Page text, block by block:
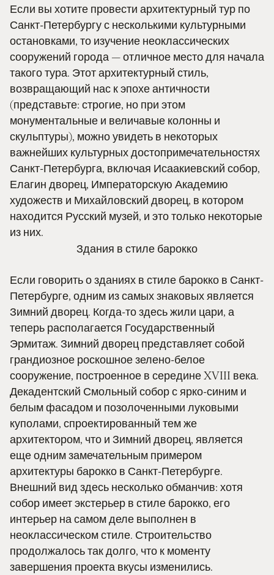
Если вы хотите провести архитектурный тур по
Санкт-Петербургу с несколькими культурными
остановками, то изучение неоклассических
сооружений города — отличное место для начала
такого тура. Этот архитектурный стиль,
возвращающий нас к эпохе античности
(представьте: строгие, но при этом
монументальные и величавые колонны и
скульптуры), можно увидеть в некоторых
важнейших культурных достопримечательностях
Санкт-Петербурга, включая Исаакиевский собор,
Елагин дворец, Императорскую Академию
художеств и Михайловский дворец, в котором
находится Русский музей, и это только некоторые
из них.
Здания в стиле барокко
Если говорить о зданиях в стиле барокко в Санкт-
Петербурге, одним из самых знаковых является
Зимний дворец. Когда-то здесь жили цари, а
теперь располагается Государственный
Эрмитаж. Зимний дворец представляет собой
грандиозное роскошное зелено-белое
сооружение, построенное в середине XVIII века.
Декадентский Смольный собор с ярко-синим и
белым фасадом и позолоченными луковыми
куполами, спроектированный тем же
архитектором, что и Зимний дворец, является
еще одним замечательным примером
архитектуры барокко в Санкт-Петербурге.
Внешний вид здесь несколько обманчив: хотя
собор имеет экстерьер в стиле барокко, его
интерьер на самом деле выполнен в
неоклассическом стиле. Строительство
продолжалось так долго, что к моменту
завершения проекта вкусы изменились.